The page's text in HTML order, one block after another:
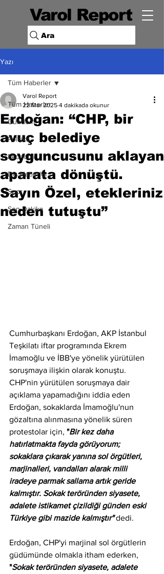
Varol Report
Ara
Yazı
Tüm Haberler
Gündem
Politika
Ekonomi
Dış Haberler
Spor
Son Dakika
Zaman Tüneli
Tüm Haberler
Erdoğan: “CHP, bir
avuç belediye
soyguncusunu aklayan
aparata dönüştü.
Sayın Özel, etekleriniz
neden tutuştu”
Varol Report
22 Mar 2025 4 dakikada okunur
Cumhurbaşkanı Erdoğan, AKP İstanbul
Teşkilatı iftar programında Ekrem
İmamoğlu ve İBB'ye yönelik yürütülen
soruşmaya ilişkin olarak konuştu.
CHP'nin yürütülen soruşmaya dair
açıklama yapamadığını iddia eden
Erdoğan, sokaklarda İmamoğlu'nun
gözaltına alınmasına yönelik süren
protestolar için, "Bir kez daha
hatırlatmakta fayda görüyorum;
sokaklara çıkarak yanına sol örgütleri,
marjinalleri, vandalları alarak milli
iradeye parmak sallama artık geride
kalmıştır. Sokak teröründen siyasete,
adalete istikamet çizildiği günden eski
Türkiye gibi mazide kalmıştır" dedi.
Erdoğan, CHP'yi marjinal sol örgütlerin
güdümünde olmakla itham ederken,
"Sokak teröründen siyasete, adalete